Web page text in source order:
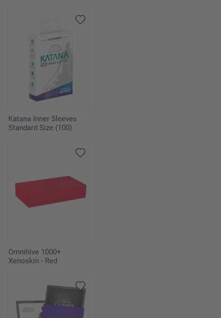
Katana Inner Sleeves
Standard Size (100)
Omnihive 1000+
Xenoskin - Red